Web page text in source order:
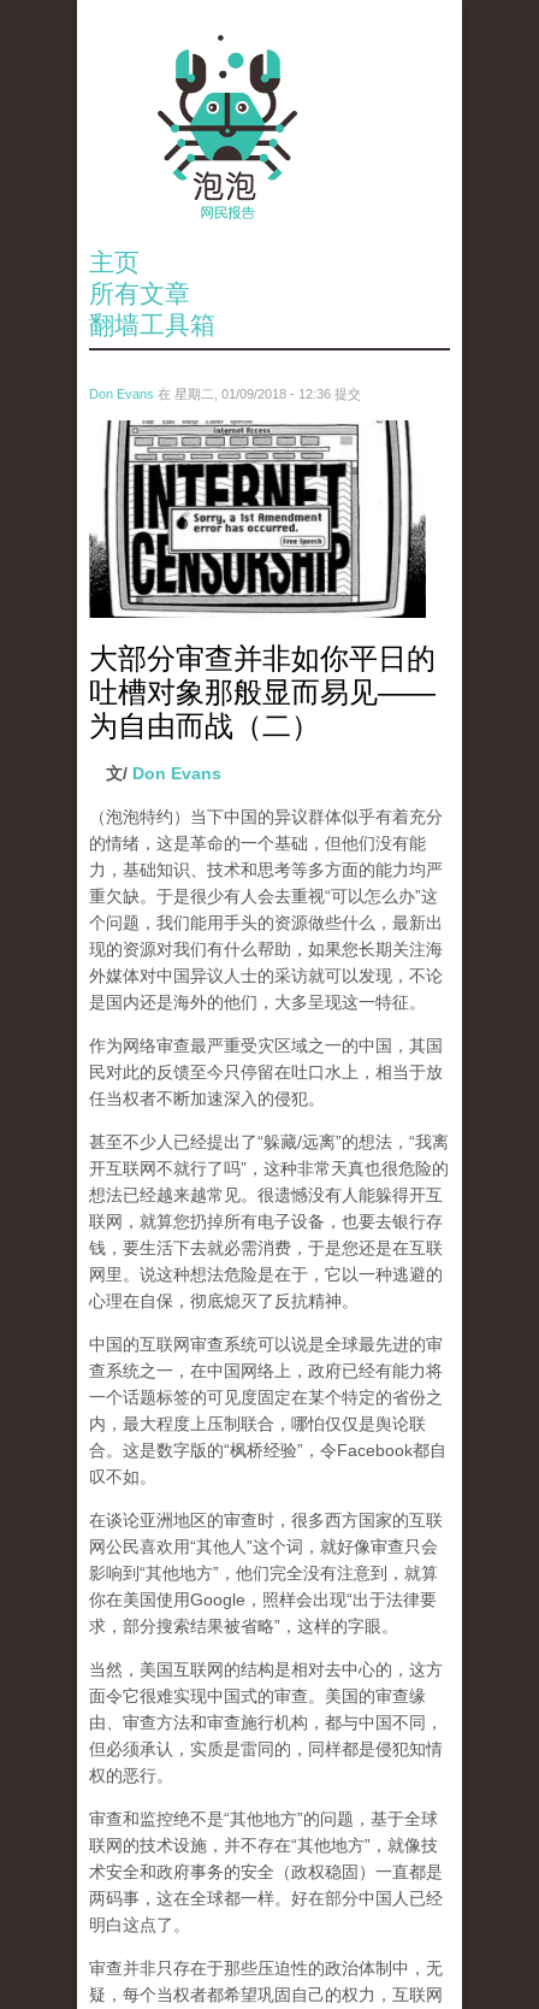
主页
所有文章
翻墙工具箱
Don Evans 在 星期二, 01/09/2018 - 12:36 提交
wechatimg866.jpeg
大部分审查并非如你平日的
吐槽对象那般显而易见——
为自由而战（二）
文/ Don Evans
（泡泡特约） 当下中国的异议群体似乎有着充分
的情绪，这是革命的一个基础，但他们没有能
力，基础知识、技术和思考等多方面的能力均严
重欠缺。于是很少有人会去重视“可以怎么办”这
个问题，我们能用手头的资源做些什么，最新出
现的资源对我们有什么帮助，如果您长期关注海
外媒体对中国异议人士的采访就可以发现，不论
是国内还是海外的他们，大多呈现这一特征。
作为网络审查最严重受灾区域之一的中国，其国
民对此的反馈至今只停留在吐口水上，相当于放
任当权者不断加速深入的侵犯。
甚至不少人已经提出了“躲藏/远离”的想法，“我离
开互联网不就行了吗”，这种非常天真也很危险的
想法已经越来越常见。很遗憾没有人能躲得开互
联网，就算您扔掉所有电子设备，也要去银行存
钱，要生活下去就必需消费，于是您还是在互联
网里。说这种想法危险是在于，它以一种逃避的
心理在自保，彻底熄灭了反抗精神。
中国的互联网审查系统可以说是全球最先进的审
查系统之一，在中国网络上，政府已经有能力将
一个话题标签的可见度固定在某个特定的省份之
内，最大程度上压制联合 ，哪怕仅仅是舆论联
合。这是数字版的“枫桥经验”，令Facebook都自
叹不如。
在谈论亚洲地区的审查时，很多西方国家的互联
网公民喜欢用“其他人”这个词，就好像审查只会
影响到“其他地方”，他们完全没有注意到， 就算
你在美国使用Google，照样会出现“出于法律要
求，部分搜索结果被省略”，这样的字眼。
当然，美国互联网的结构是相对去中心的，这方
面令它很难实现中国式的审查。美国的审查缘
由、审查方法和审查施行机构，都与中国不同，
但必须承认， 实质是雷同的，同样都是侵犯知情
权的恶行。
审查和监控绝不是“其他地方”的问题，基于全球
联网的技术设施，并不存在“其他地方”，就像技
术安全和政府事务的安全（政权稳固）一直都是
两码事，这在全球都一样。好在部分中国人已经
明白这点了。
审查并非只存在于那些压迫性的政治体制中，无
疑，每个当权者都希望巩固自己的权力，互联网